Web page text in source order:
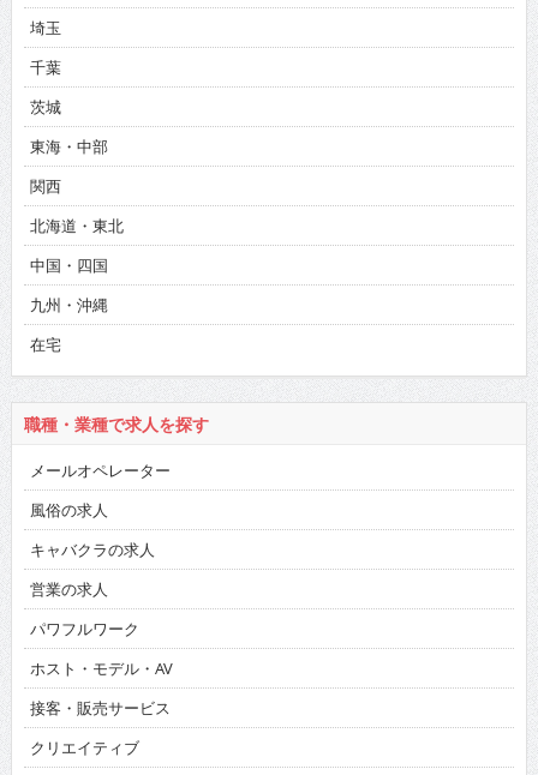
埼玉
千葉
茨城
東海・中部
関西
北海道・東北
中国・四国
九州・沖縄
在宅
職種・業種で求人を探す
メールオペレーター
風俗の求人
キャバクラの求人
営業の求人
パワフルワーク
ホスト・モデル・AV
接客・販売サービス
クリエイティブ